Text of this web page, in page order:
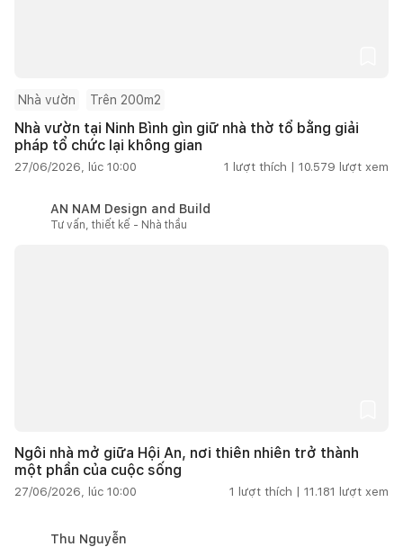
Nhà vườn Trên 200m2
Nhà vườn tại Ninh Bình gìn giữ nhà thờ tổ bằng giải
pháp tổ chức lại không gian
27/06/2026, lúc 10:00 1 lượt thích | 10.579 lượt xem
AN NAM Design and Build
Tư vấn, thiết kế - Nhà thầu
Ngôi nhà mở giữa Hội An, nơi thiên nhiên trở thành
một phần của cuộc sống
27/06/2026, lúc 10:00 1 lượt thích | 11.181 lượt xem
Thu Nguyễn